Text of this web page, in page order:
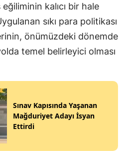
kalıcı bir hale
sıkı para politikası
önümüzdeki dönemde
temel belirleyici olması
Sınav Kapısında Yaşanan
Mağduriyet Adayı İsyan
Ettirdi